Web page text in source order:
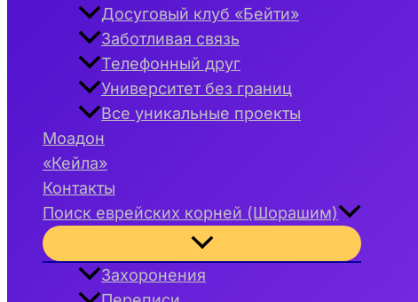
Досуговый клуб «Бейти»
Заботливая связь
Телефонный друг
Университет без границ
Все уникальные проекты
Моадон
«Кейла»
Контакты
Поиск еврейских корней (Шорашим)
Переключатель
меню
Захоронения